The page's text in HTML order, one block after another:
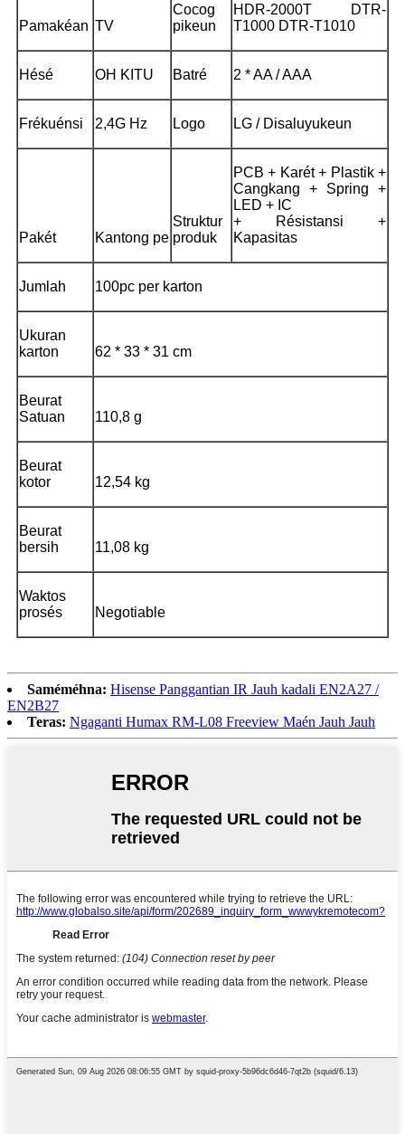
Pamakéan TV
Cocog
pikeun
HDR-2000T DTR-
T1000 DTR-T1010
Hésé OH KITU Batré 2 * AA / AAA
Frékuénsi 2,4G Hz Logo LG / Disaluyukeun
Pakét Kantong pe
Struktur
produk
PCB + Karét + Plastik +
Cangkang + Spring +
LED + IC
+ Résistansi +
Kapasitas
Jumlah 100pc per karton
Ukuran
karton
62 * 33 * 31 cm
Beurat
Satuan
110,8 g
Beurat
kotor
12,54 kg
Beurat
bersih
11,08 kg
Waktos
prosés
Negotiable
Saméméhna: Hisense Panggantian IR Jauh kadali EN2A27 /
EN2B27
Teras: Ngaganti Humax RM-L08 Freeview Maén Jauh Jauh